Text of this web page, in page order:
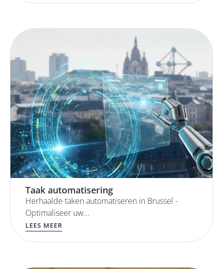
Taak automatisering
Herhaalde taken automatiseren in Brussel -
Optimaliseer uw...
LEES MEER